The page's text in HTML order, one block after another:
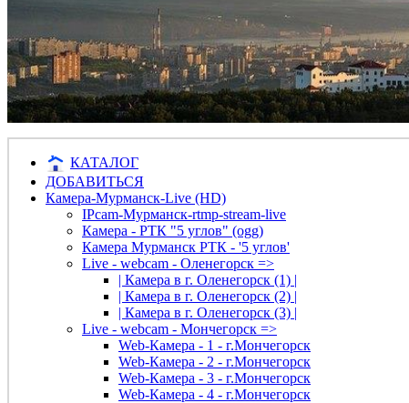
КАТАЛОГ
ДОБАВИТЬСЯ
Камера-Мурманск-Live (HD)
IPcam-Мурманск-rtmp-stream-live
Камера - РТК "5 углов" (ogg)
Камера Мурманск РТК - '5 углов'
Live - webcam - Оленегорск =>
| Камера в г. Оленегорск (1) |
| Камера в г. Оленегорск (2) |
| Камера в г. Оленегорск (3) |
Live - webcam - Мончегорск =>
Web-Камера - 1 - г.Мончегорск
Web-Камера - 2 - г.Мончегорск
Web-Камера - 3 - г.Мончегорск
Web-Камера - 4 - г.Мончегорск